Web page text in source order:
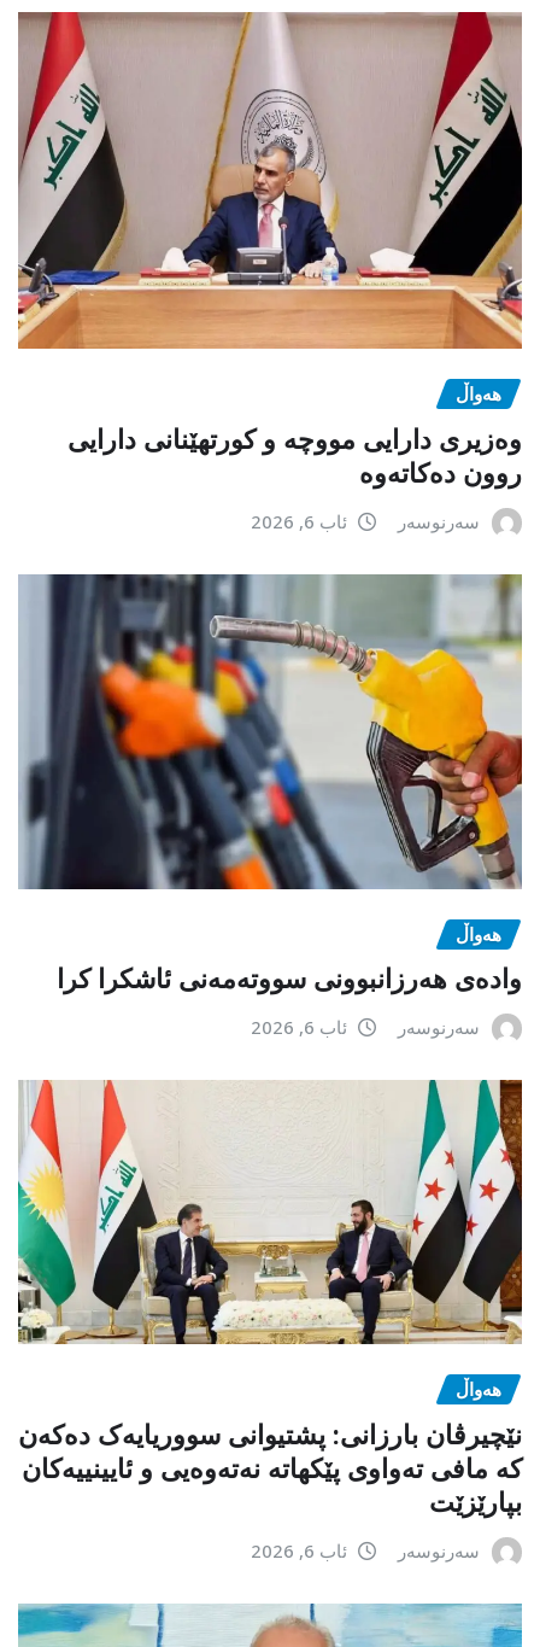
هەواڵ
وەزیری دارایی مووچە و کورتهێنانی دارایی
روون دەکاتەوە
سەرنوسەر ئاب 6, 2026
هەواڵ
وادەی هەرزانبوونی سووتەمەنی ئاشکرا کرا
سەرنوسەر ئاب 6, 2026
هەواڵ
نێچیرڤان بارزانی: پشتیوانی سووریایەک دەکەن
کە مافی تەواوی پێکهاتە نەتەوەیی و ئایینییەکان
بپارێزێت
سەرنوسەر ئاب 6, 2026